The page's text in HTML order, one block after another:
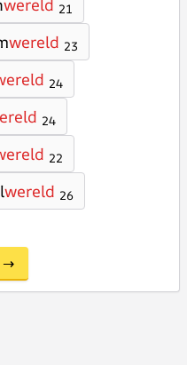
wereld 21
wereld 23
24
24
22
wereld 26
→